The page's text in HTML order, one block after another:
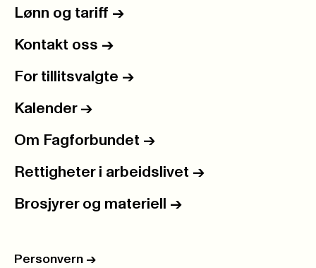
Lønn og tariff ->
Kontakt oss ->
For tillitsvalgte ->
Kalender ->
Om Fagforbundet ->
Rettigheter i arbeidslivet ->
Brosjyrer og materiell ->
Personvern ->